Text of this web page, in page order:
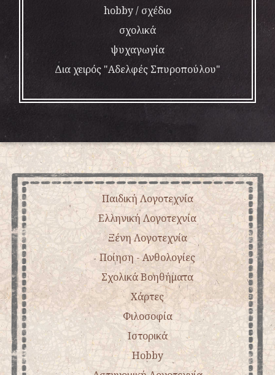
hobby / σχέδιο
σχολικά
ψυχαγωγία
Δια χειρός "Αδελφές Σπυροπούλου"
Παιδική Λογοτεχνία
Ελληνική Λογοτεχνία
Ξένη Λογοτεχνία
Ποίηση - Ανθολογίες
Σχολικά Βοηθήματα
Χάρτες
Φιλοσοφία
Ιστορικά
Hobby